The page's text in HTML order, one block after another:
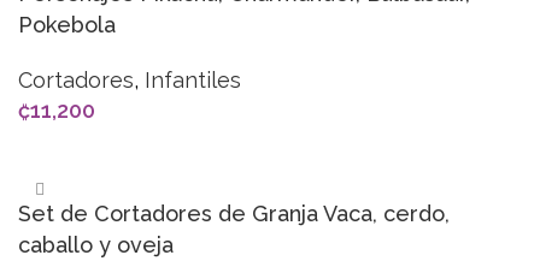
Pokebola
Cortadores, Infantiles
₡11,200
Set de Cortadores de Granja Vaca, cerdo,
caballo y oveja